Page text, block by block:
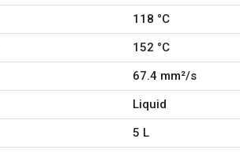
118 °C
152 °C
67.4 mm²/s
Liquid
5 L